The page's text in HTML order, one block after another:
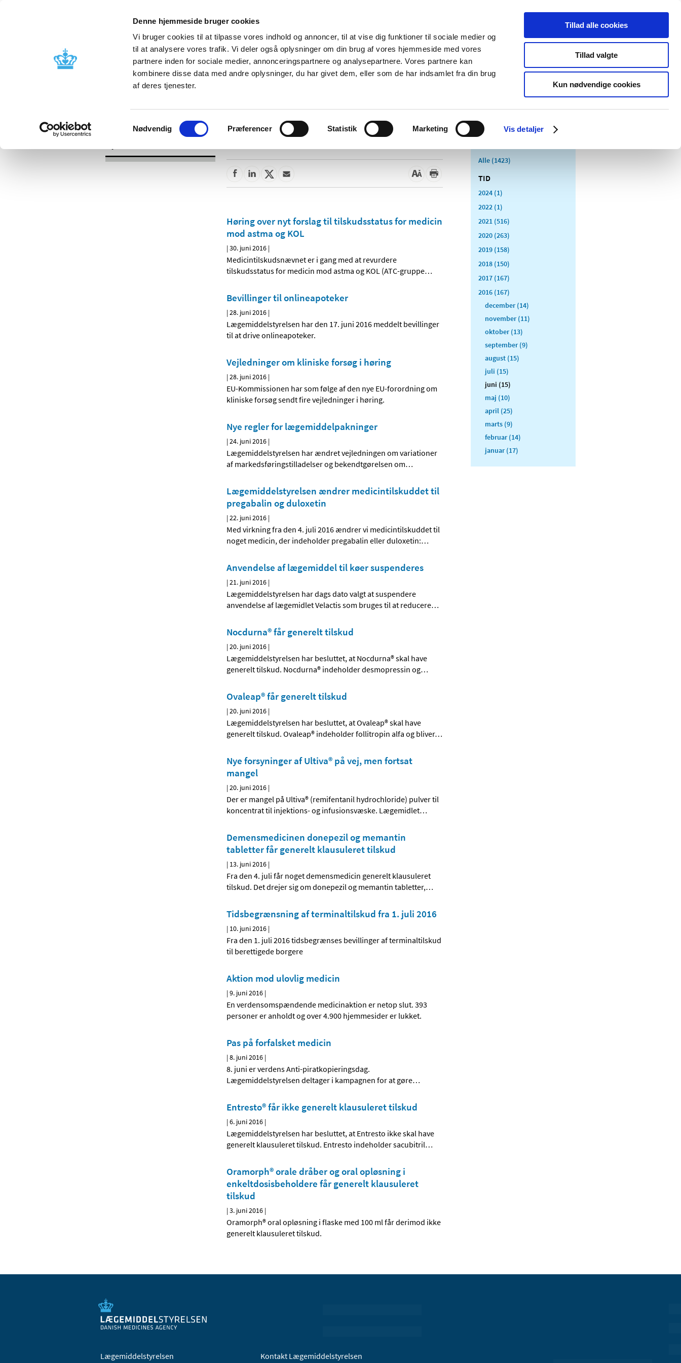
Denne hjemmeside bruger cookies
Vi bruger cookies til at tilpasse vores indhold og annoncer, til at vise dig funktioner til sociale medier og
til at analysere vores trafik. Vi deler også oplysninger om din brug af vores hjemmeside med vores
partnere inden for sociale medier, annonceringspartnere og analysepartnere. Vores partnere kan
kombinere disse data med andre oplysninger, du har givet dem, eller som de har indsamlet fra din brug
af deres tjenester.
Samtykkevalg
Nødvendig Præferencer Statistik Marketing Vis detaljer
Tillad alle cookies
Tillad valgte
Kun nødvendige cookies
Nyheder Om os Kontakt Udgivelser
Godkendelse og
Bivirkninger og
produktinformation
Tilskud og
Apoteker og salg af
Medicinsk
Særlige
produktområder
Høring over nyt forslag til tilskudsstatus for medicin
mod astma og KOL
|30. juni 2016 |
Medicintilskudsnævnet er i gang med at revurdere
tilskudsstatus for medicin mod astma og KOL (ATC-gruppe…
Bevillinger til onlineapoteker
|28. juni 2016 |
Lægemiddelstyrelsen har den 17. juni 2016 meddelt bevillinger
til at drive onlineapoteker.
Vejledninger om kliniske forsøg i høring
|28. juni 2016 |
EU-Kommissionen har som følge af den nye EU-forordning om
kliniske forsøg sendt fire vejledninger i høring.
Nye regler for lægemiddelpakninger
|24. juni 2016 |
Lægemiddelstyrelsen har ændret vejledningen om variationer
af markedsføringstilladelser og bekendtgørelsen om…
Lægemiddelstyrelsen ændrer medicintilskuddet til
pregabalin og duloxetin
|22. juni 2016 |
Med virkning fra den 4. juli 2016 ændrer vi medicintilskuddet til
noget medicin, der indeholder pregabalin eller duloxetin:…
Anvendelse af lægemiddel til køer suspenderes
|21. juni 2016 |
Lægemiddelstyrelsen har dags dato valgt at suspendere
anvendelse af lægemidlet Velactis som bruges til at reducere…
Nocdurna® får generelt tilskud
|20. juni 2016 |
Lægemiddelstyrelsen har besluttet, at Nocdurna® skal have
generelt tilskud. Nocdurna® indeholder desmopressin og…
Ovaleap® får generelt tilskud
|20. juni 2016 |
Lægemiddelstyrelsen har besluttet, at Ovaleap® skal have
generelt tilskud. Ovaleap® indeholder follitropin alfa og bliver…
Nye forsyninger af Ultiva® på vej, men fortsat
mangel
|20. juni 2016 |
Der er mangel på Ultiva® (remifentanil hydrochloride) pulver til
koncentrat til injektions- og infusionsvæske. Lægemidlet…
Demensmedicinen donepezil og memantin
tabletter får generelt klausuleret tilskud
| 13. juni 2016 |
Fra den 4. juli får noget demensmedicin generelt klausuleret
tilskud. Det drejer sig om donepezil og memantin tabletter,…
Tidsbegrænsning af terminaltilskud fra 1. juli 2016
| 10. juni 2016 |
Fra den 1. juli 2016 tidsbegrænses bevillinger af terminaltilskud
til berettigede borgere
Aktion mod ulovlig medicin
|9. juni 2016 |
En verdensomspændende medicinaktion er netop slut. 393
personer er anholdt og over 4.900 hjemmesider er lukket.
Pas på forfalsket medicin
|8. juni 2016 |
8. juni er verdens Anti-piratkopieringsdag.
Lægemiddelstyrelsen deltager i kampagnen for at gøre…
Entresto® får ikke generelt klausuleret tilskud
|6. juni 2016 |
Lægemiddelstyrelsen har besluttet, at Entresto ikke skal have
generelt klausuleret tilskud. Entresto indeholder sacubitril…
Oramorph® orale dråber og oral opløsning i
enkeltdosisbeholdere får generelt klausuleret
tilskud
|3. juni 2016 |
Oramorph® oral opløsning i flaske med 100 ml får derimod ikke
generelt klausuleret tilskud.
Alle (1423)
TID
2024 (1)
2022 (1)
2021 (516)
2020 (263)
2019 (158)
2018 (150)
2017 (167)
2016 (167)
december (14)
november (11)
oktober (13)
september (9)
august (15)
juli (15)
juni (15)
maj (10)
april (25)
marts (9)
februar (14)
januar (17)
Lægemiddelstyrelsen Kontakt Lægemiddelstyrelsen